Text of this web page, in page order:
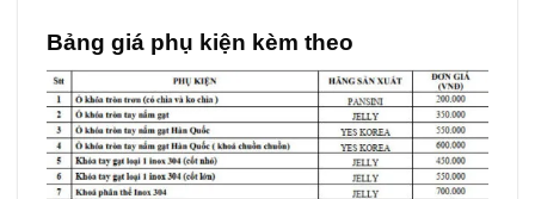
Bảng giá phụ kiện kèm theo